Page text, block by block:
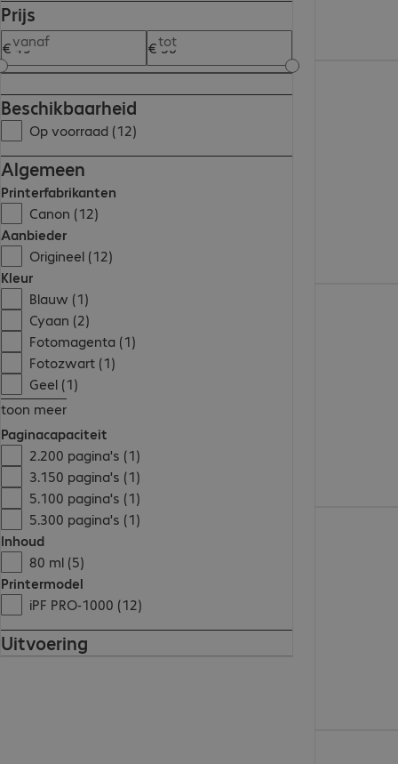
Prijs
vanaf tot
Beschikbaarheid
Op voorraad (12)
Algemeen
Printerfabrikanten
Canon (12)
Aanbieder
Origineel (12)
Kleur
Blauw (1)
Cyaan (2)
Fotomagenta (1)
Fotozwart (1)
Geel (1)
toon meer
Paginacapaciteit
2.200 pagina's (1)
3.150 pagina's (1)
5.100 pagina's (1)
5.300 pagina's (1)
Inhoud
80 ml (5)
Printermodel
iPF PRO-1000 (12)
Uitvoering